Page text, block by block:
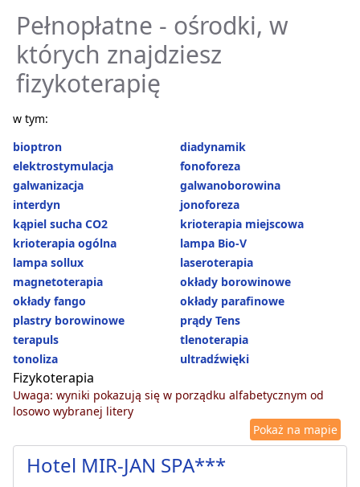
Pełnopłatne - ośrodki, w
których znajdziesz
fizykoterapię
w tym:
bioptron
diadynamik
elektrostymulacja
fonoforeza
galwanizacja
galwanoborowina
interdyn
jonoforeza
kąpiel sucha CO2
krioterapia miejscowa
krioterapia ogólna
lampa Bio-V
lampa sollux
laseroterapia
magnetoterapia
okłady borowinowe
okłady fango
okłady parafinowe
plastry borowinowe
prądy Tens
terapuls
tlenoterapia
tonoliza
ultradźwięki
Fizykoterapia
Uwaga: wyniki pokazują się w porządku alfabetycznym od
losowo wybranej litery
Pokaż na mapie
Hotel MIR-JAN SPA***